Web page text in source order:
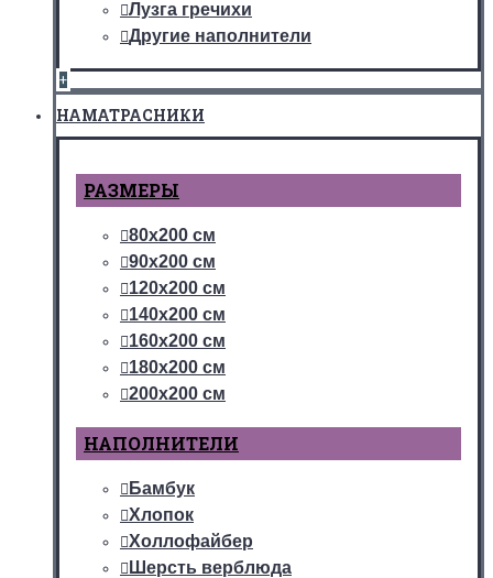
Лузга гречихи
Другие наполнители
+
НАМАТРАСНИКИ
РАЗМЕРЫ
80х200 см
90х200 см
120х200 см
140х200 см
160х200 см
180х200 см
200х200 см
НАПОЛНИТЕЛИ
Бамбук
Хлопок
Холлофайбер
Шерсть верблюда